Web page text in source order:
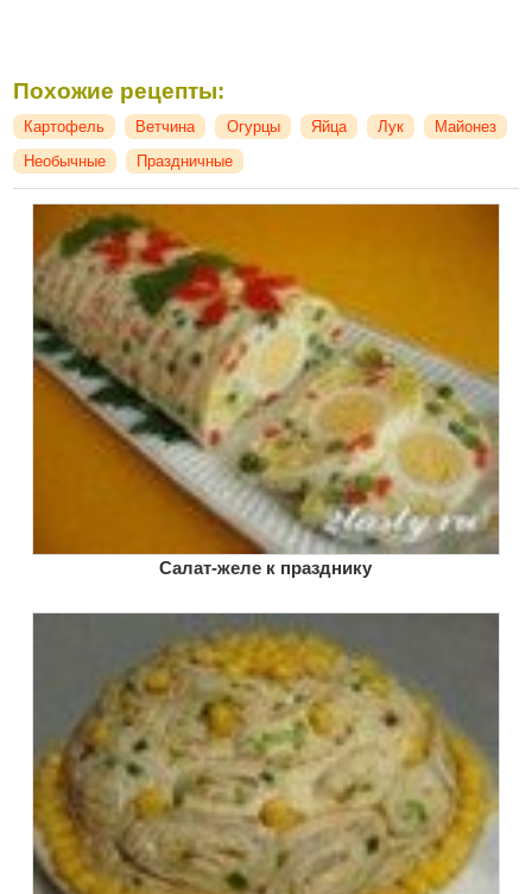
Похожие рецепты:
Картофель Ветчина Огурцы Яйца Лук
Майонез
Необычные
Праздничные
Салат-желе к празднику